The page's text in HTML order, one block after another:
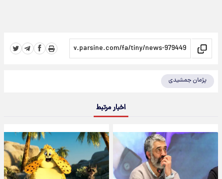
پژمان جمشیدی
اخبار مرتبط